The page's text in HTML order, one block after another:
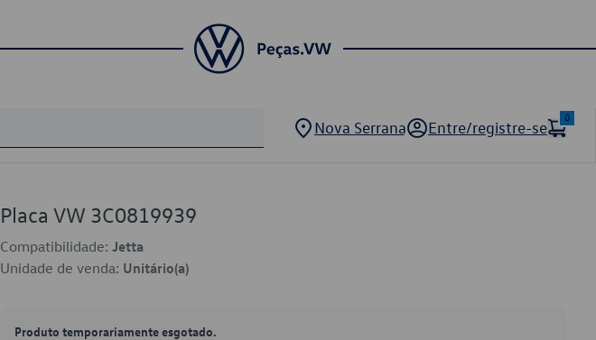
Nova Serrana Entre/registre-se
0
Placa VW 3C0819939
Compatibilidade: Jetta
Unidade de venda: Unitário(a)
Produto temporariamente esgotado.